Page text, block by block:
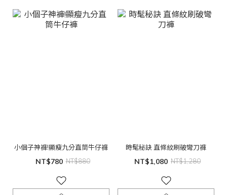
小個子神褲!顯瘦九分直筒牛仔褲
NT$780 NT$880
時髦秘訣 直條紋刷破彎刀褲
NT$1,080 NT$1,280